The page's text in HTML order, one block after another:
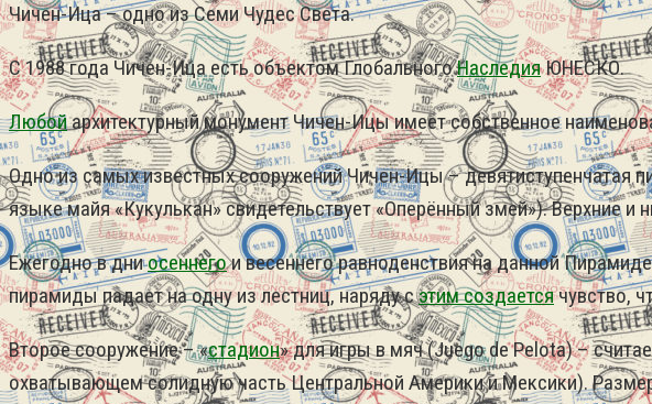
Чичен-Ица – одно из Семи Чудес Света.
С 1988 года Чичен-Ица есть объектом ГлобальногоНаследияЮНЕСКО.
Любойархитектурный монумент Чичен-Ицы имеет собственное
Одно из самых известных сооружений Чичен-Ицы – девятиступенчатая
языке майя «Кукулькан» свидетельствует «Оперённый змей»). Верхние
Ежегодно в дниосеннегои весеннего равноденствия на данной
пирамиды падает на одну из лестниц, наряду сэтим создаетсячувство,
Второе сооружение – «стадион» для игры в мяч (Juego de Pelota) –
охватывающем солидную часть Центральной Америки и Мексики).